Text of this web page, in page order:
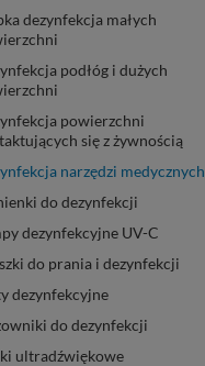
dezynfekcja małych
podłóg i dużych
powierzchni
się z żywnością
narzędzi medycznych
do dezynfekcji
dezynfekcyjne UV-C
do prania i dezynfekcji
dezynfekcyjne
do dezynfekcji
ultradźwiękowe